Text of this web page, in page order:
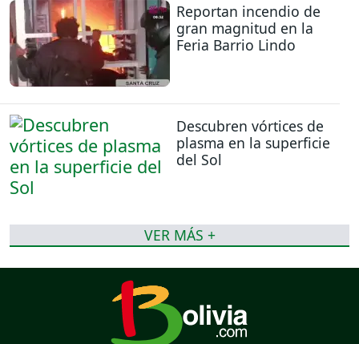
Reportan incendio de
gran magnitud en la
Feria Barrio Lindo
Descubren vórtices de
plasma en la superficie
del Sol
VER MÁS +